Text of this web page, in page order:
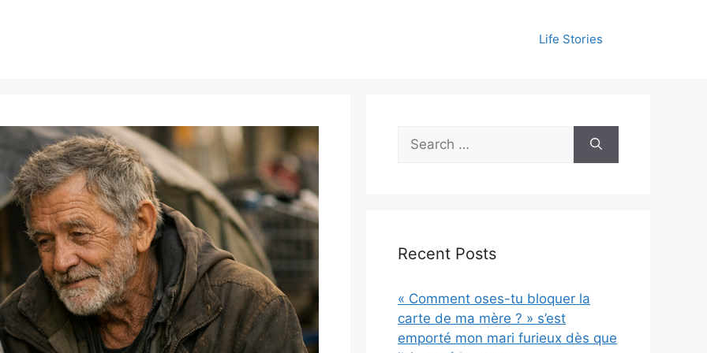
Life Stories
Search
for:
Recent Posts
« Comment oses-tu bloquer la
carte de ma mère ? » s’est
emporté mon mari furieux dès que